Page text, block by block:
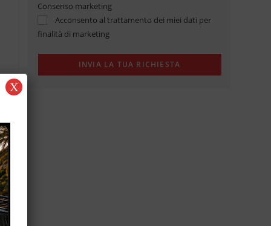
Consenso marketing
Acconsento al trattamento dei miei dati per
finalità di marketing
X